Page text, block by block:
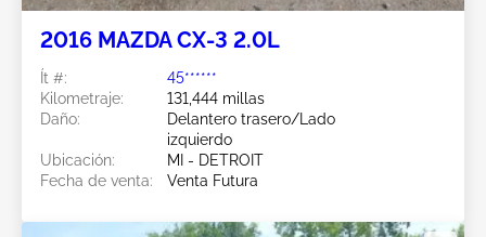
2016 MAZDA CX-3 2.0L
Ít #:
45******
Kilometraje:
131,444 millas
Daño:
Delantero trasero/Lado
izquierdo
Ubicación:
MI - DETROIT
Fecha de venta:
Venta Futura